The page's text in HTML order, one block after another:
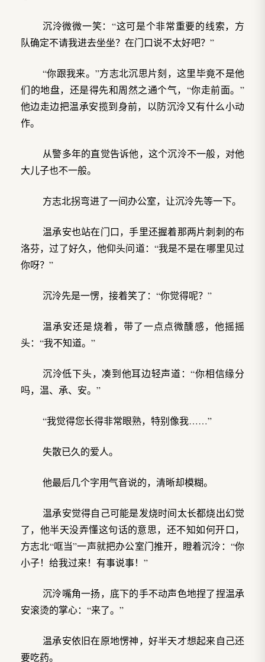
沉泠微微一笑：“这可是个非常重要的线索，方
队确定不请我进去坐坐？在门口说不太好吧？”
“你跟我来。”方志北沉思片刻，这里毕竟不是他
们的地盘，还是得先和周然之通个气，“你走前面。”
他边走边把温承安揽到身前，以防沉泠又有什么小动
作。
从警多年的直觉告诉他，这个沉泠不一般，对他
大儿子也不一般。
方志北拐弯进了一间办公室，让沉泠先等一下。
温承安也站在门口，手里还握着那两片刺刺的布
洛芬，过了好久，他仰头问道：“我是不是在哪里见过
你呀？”
沉泠先是一愣，接着笑了：“你觉得呢？”
温承安还是烧着，带了一点点微醺感，他摇摇
头：“我不知道。”
沉泠低下头，凑到他耳边轻声道：“你相信缘分
吗，温、承、安。”
“我觉得您长得非常眼熟，特别像我……”
失散已久的爱人。
他最后几个字用气音说的，清晰却模糊。
温承安觉得自己可能是发烧时间太长都烧出幻觉
了，他半天没弄懂这句话的意思，还不知如何开口，
方志北“哐当”一声就把办公室门推开，瞪着沉泠：“你
小子！给我过来！有事说事！”
沉泠嘴角一扬，底下的手不动声色地捏了捏温承
安滚烫的掌心：“来了。”
温承安依旧在原地愣神，好半天才想起来自己还
要吃药。